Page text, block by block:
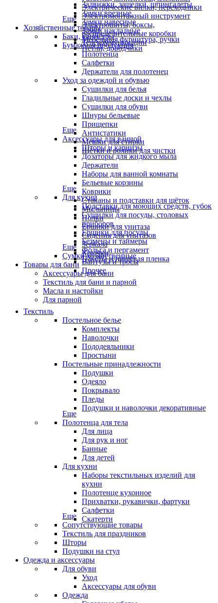
Электрические вилки, переходники
Электромонтажный инструмент
Электрощиты, боксы,
распределительные коробки
Телекоммуникации
Задвижки, защелки, шпингалеты
Замки врезные
Замки навесные
Замки накладные
Мебельная фурнитура, ручки
Петли, доводчики
Еще
Хозяйственные товары
Баки, канистры
Бумажная продукция
Полотенца
Салфетки
Держатели для полотенец
Уход за одеждой и обувью
Сушилки для белья
Гладильные доски и чехлы
Сушилки для обуви
Шнуры бельевые
Прищепки
Антистатики
Мешки для стирки
Щётки и ролики для чистки
Еще
Аксессуары для ванной
Шторы и карнизы
Дозаторы для жидкого мыла
Держатели
Наборы для ванной комнаты
Бельевые корзины
Коврики
Стаканы и подставки для щёток
Мыльницы
Полки
Ёршики для унитаза
Сидения для унитазов
Зеркала
Крючки
Вантузы и тросы
Прочее
Еще
Для кухни
Подставки для моющих средств, губок
Сушилки для посуды, столовых
приборов
Ёршики для посуды
Безмены и таймеры
Фольга и пергамент
Пакеты и пищевая пленка
Еще
Сумки хозяйственные
Товары для бани
Аксессуары для бани
Текстиль для бани и парной
Масла и настойки
Для парной
Текстиль
Постельное белье
Комплекты
Наволочки
Пододеяльники
Простыни
Постельные принадлежности
Подушки
Одеяло
Покрывало
Пледы
Подушки и наволочки декоративные
Еще
Полотенца для тела
Для лица
Для рук и ног
Банные
Для детей
Для кухни
Наборы текстильных изделий для
кухни
Полотенце кухонное
Прихватки, рукавички, фартуки
Салфетки
Скатерти
Еще
Сопутствующие товары
Текстиль для праздников
Шторы
Подушки на стул
Одежда и аксессуары
Для обуви
Уход
Аксессуары для обуви
Одежда